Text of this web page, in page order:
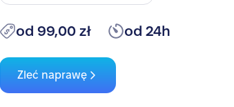
od 99,00 zł od 24h
Zleć naprawę